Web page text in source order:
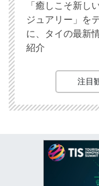
「癒しこそ新し
ジュアリー」を
に、タイの最新
紹介
注目